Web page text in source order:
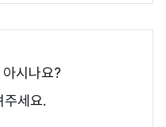
시나요?
주세요.